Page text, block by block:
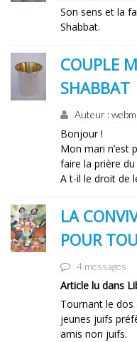
Son sens et la
Shabbat.
COUPLE
SHABBAT
Auteur :
Bonjour !
Mon mari n’est
faire la prière du
A t-il le droit de
LA
POUR
4 messages
Article lu dans
Tournant le dos
jeunes juifs
amis non juifs.